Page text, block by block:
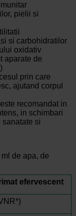
pielii si
si carbohidratilor
oxidativ
aparate de
prin care
ajutand corpul
recomandat in
in schimbari
sanatate si
de apa, de
efervescent